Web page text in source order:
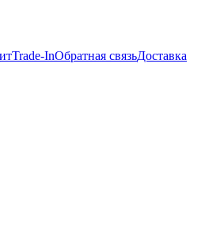
Trade-InОбратная связьДоставка